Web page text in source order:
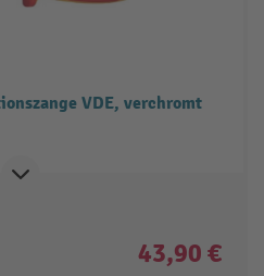
VDE, verchromt
43,90 €